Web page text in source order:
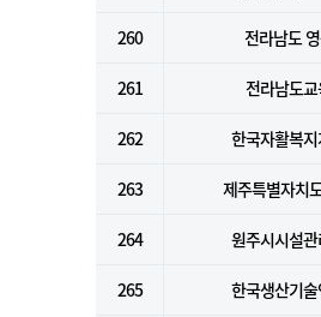
260 전라남도
261 전라남도
262 한국자활복
263 제주특별자치
264 원주시시설
265 한국생산기